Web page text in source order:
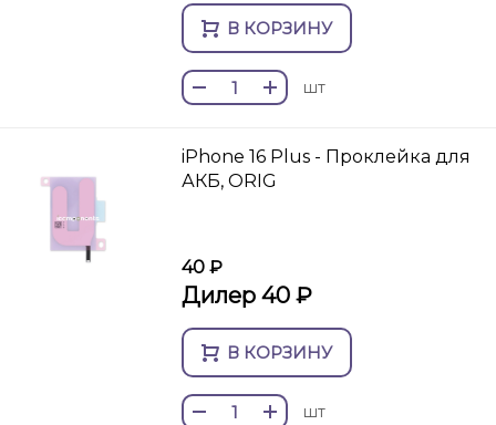
В КОРЗИНУ
шт
iPhone 16 Plus - Проклейка для
АКБ, ORIG
40 ₽
Дилер 40 ₽
В КОРЗИНУ
шт